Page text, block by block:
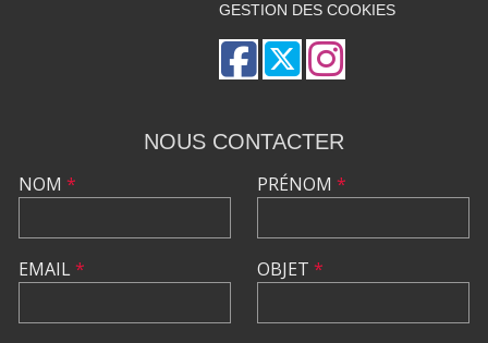
GESTION DES COOKIES
NOUS CONTACTER
NOM *
EMAIL*
PRÉNOM *
OBJET *